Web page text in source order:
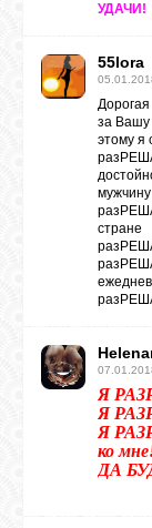
УДАЧИ!
55lora
за Вашу
этому я
стране
Я
Я
Я
ко
ДА